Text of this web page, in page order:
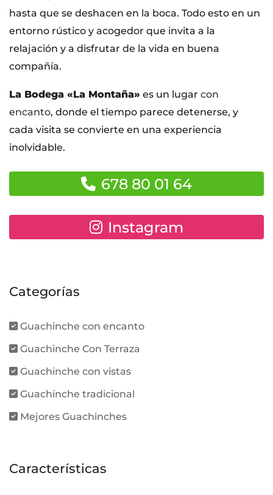
hasta que se deshacen en la boca. Todo esto en un
entorno rústico y acogedor que invita a la
relajación y a disfrutar de la vida en buena
compañía.
La Bodega «La Montaña» es un lugar con
encanto, donde el tiempo parece detenerse, y
cada visita se convierte en una experiencia
inolvidable.
678 80 01 64
Instagram
Categorías
Guachinche con encanto
Guachinche Con Terraza
Guachinche con vistas
Guachinche tradicional
Mejores Guachinches
Características